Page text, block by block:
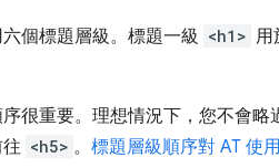
個標題層級。標題一級 <h1> 用
很重要。理想情況下，您不會略
<h5> 。 標題層級順序對 AT 使